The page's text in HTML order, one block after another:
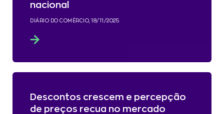
nacional
DIÁRIO DO COMÉRCIO, 18/11/2025
Descontos crescem e percepção
de preços recua no mercado